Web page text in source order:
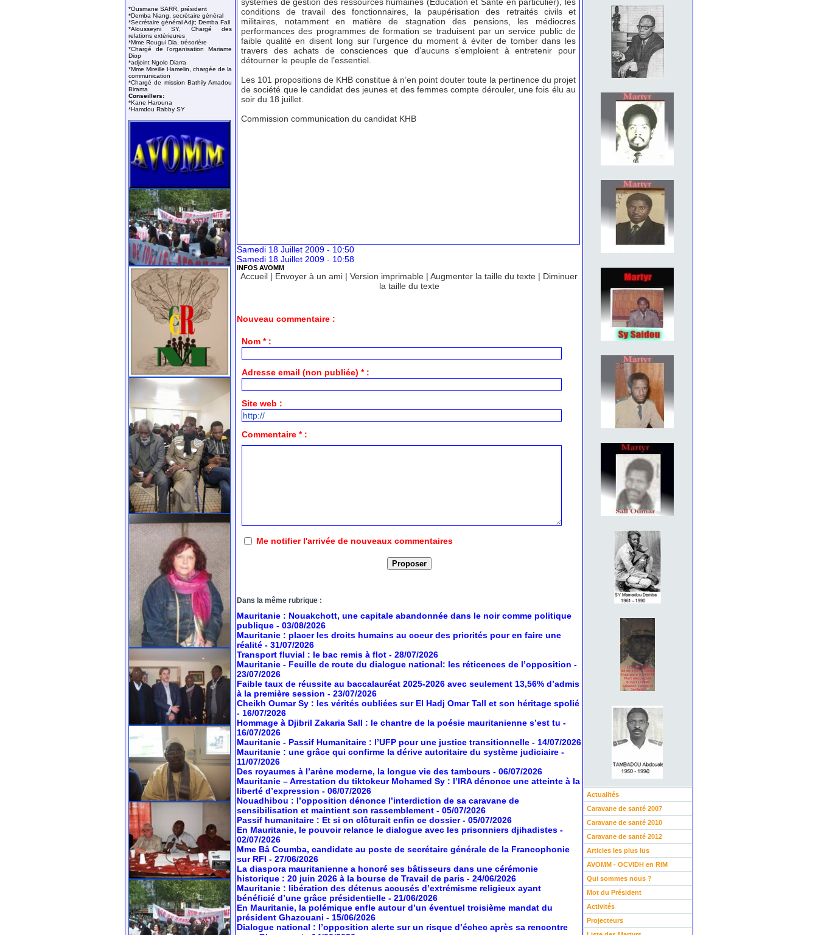
*Ousmane SARR, président
*Demba Niang, secrétaire général
*Secrétaire général Adjt; Demba Fall
*Alousseyni SY, Chargé des
relations extérieures
*Mme Rougui Dia, trésorière
*Chargé de l’organisation Mariame
Diop
*adjoint Ngolo Diarra
*Mme Mireille Hamelin, chargée de la
communication
*Chargé de mission Bathily Amadou
Birama
Conseillers:
*Kane Harouna
*Hamdou Rabby SY
conditions de travail des fonctionnaires, la paupérisation des retraités civils et
militaires, notamment en matière de stagnation des pensions, les médiocres
performances des programmes de formation se traduisent par un service public de
faible qualité en disent long sur l’urgence du moment à éviter de tomber dans les
travers des achats de consciences que d’aucuns s’emploient à entretenir pour
détourner le peuple de l’essentiel.
Les 101 propositions de KHB constitue à n’en point douter toute la pertinence du projet
de société que le candidat des jeunes et des femmes compte dérouler, une fois élu au
soir du 18 juillet.
Commission communication du candidat KHB
Samedi 18 Juillet 2009 - 10:50
Samedi 18 Juillet 2009 - 10:58
INFOS AVOMM
Accueil | Envoyer à un ami | Version imprimable | Augmenter la taille du texte | Diminuer
la taille du texte
Nouveau commentaire :
Nom * :
Adresse email (non publiée) * :
Site web :
Commentaire * :
Me notifier l'arrivée de nouveaux commentaires
Dans la même rubrique :
Mauritanie : Nouakchott, une capitale abandonnée dans le noir comme politique
publique - 03/08/2026
Mauritanie : placer les droits humains au coeur des priorités pour en faire une
réalité - 31/07/2026
Transport fluvial : le bac remis à flot - 28/07/2026
Mauritanie - Feuille de route du dialogue national: les réticences de l’opposition -
23/07/2026
Faible taux de réussite au baccalauréat 2025-2026 avec seulement 13,56% d’admis
à la première session - 23/07/2026
Cheikh Oumar Sy : les vérités oubliées sur El Hadj Omar Tall et son héritage spolié
- 16/07/2026
Hommage à Djibril Zakaria Sall : le chantre de la poésie mauritanienne s’est tu -
16/07/2026
Mauritanie - Passif Humanitaire : l’UFP pour une justice transitionnelle - 14/07/2026
Mauritanie : une grâce qui confirme la dérive autoritaire du système judiciaire -
11/07/2026
Des royaumes à l’arène moderne, la longue vie des tambours - 06/07/2026
Mauritanie – Arrestation du tiktokeur Mohamed Sy : l’IRA dénonce une atteinte à la
liberté d’expression - 06/07/2026
Nouadhibou : l’opposition dénonce l’interdiction de sa caravane de
sensibilisation et maintient son rassemblement - 05/07/2026
Passif humanitaire : Et si on clôturait enfin ce dossier - 05/07/2026
En Mauritanie, le pouvoir relance le dialogue avec les prisonniers djihadistes -
02/07/2026
Mme Bâ Coumba, candidate au poste de secrétaire générale de la Francophonie
sur RFI - 27/06/2026
La diaspora mauritanienne a honoré ses bâtisseurs dans une cérémonie
historique : 20 juin 2026 à la bourse de Travail de paris - 24/06/2026
Mauritanie : libération des détenus accusés d’extrémisme religieux ayant
bénéficié d’une grâce présidentielle - 21/06/2026
En Mauritanie, la polémique enfle autour d’un éventuel troisième mandat du
président Ghazouani - 15/06/2026
Dialogue national : l’opposition alerte sur un risque d’échec après sa rencontre
Actualités
Caravane de santé 2007
Caravane de santé 2010
Caravane de santé 2012
Articles les plus lus
AVOMM - OCVIDH en RIM
Qui sommes nous ?
Mot du Président
Activités
Projecteurs